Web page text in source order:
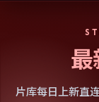
最
片库每日上新直